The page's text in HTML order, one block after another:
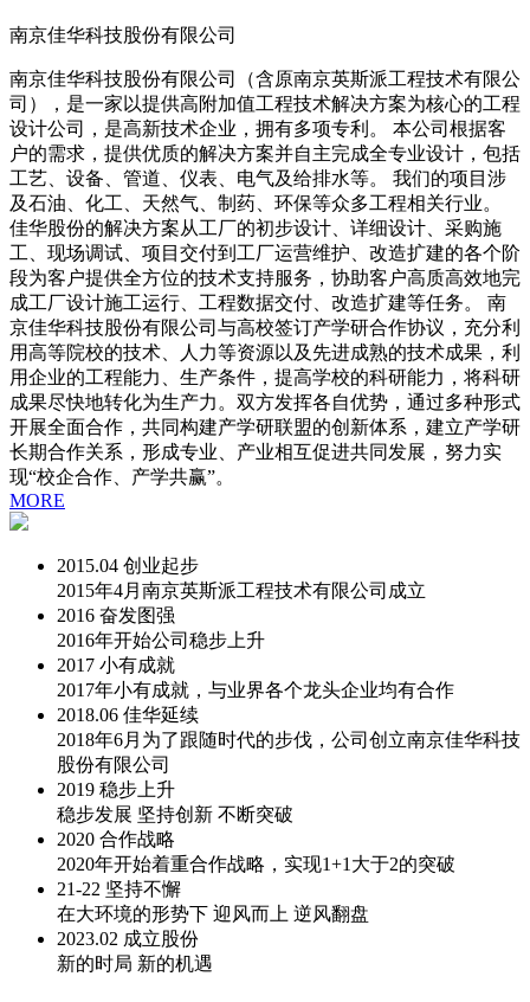
南京佳华科技股份有限公司
南京佳华科技股份有限公司（含原南京英斯派工程技术有限公
司），是一家以提供高附加值工程技术解决方案为核心的工程
设计公司，是高新技术企业，拥有多项专利。 本公司根据客
户的需求，提供优质的解决方案并自主完成全专业设计，包括
工艺、设备、管道、仪表、电气及给排水等。 我们的项目涉
及石油、化工、天然气、制药、环保等众多工程相关行业。
佳华股份的解决方案从工厂的初步设计、详细设计、采购施
工、现场调试、项目交付到工厂运营维护、改造扩建的各个阶
段为客户提供全方位的技术支持服务，协助客户高质高效地完
成工厂设计施工运行、工程数据交付、改造扩建等任务。 南
京佳华科技股份有限公司与高校签订产学研合作协议，充分利
用高等院校的技术、人力等资源以及先进成熟的技术成果，利
用企业的工程能力、生产条件，提高学校的科研能力，将科研
成果尽快地转化为生产力。双方发挥各自优势，通过多种形式
开展全面合作，共同构建产学研联盟的创新体系，建立产学研
长期合作关系，形成专业、产业相互促进共同发展，努力实
现“校企合作、产学共赢”。
MORE
2015.04 创业起步
2015年4月南京英斯派工程技术有限公司成立
2016 奋发图强
2016年开始公司稳步上升
2017 小有成就
2017年小有成就，与业界各个龙头企业均有合作
2018.06 佳华延续
2018年6月为了跟随时代的步伐，公司创立南京佳华科技
股份有限公司
2019 稳步上升
稳步发展 坚持创新 不断突破
2020 合作战略
2020年开始着重合作战略，实现1+1大于2的突破
21-22 坚持不懈
在大环境的形势下 迎风而上 逆风翻盘
2023.02 成立股份
新的时局 新的机遇